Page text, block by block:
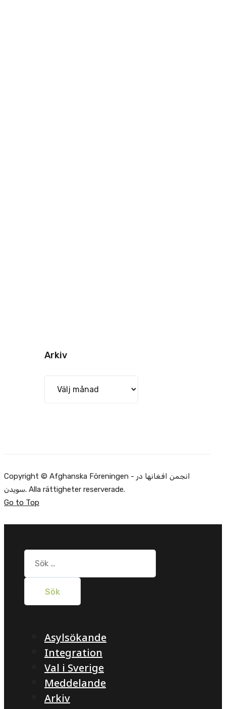
Arkiv
Copyright © Afghanska Föreningen - انجمن افغانها در
سویدن. Alla rättigheter reserverade.
Go to Top
Sök
efter:
Asylsökande
Integration
Val i Sverige
Meddelande
Arkiv